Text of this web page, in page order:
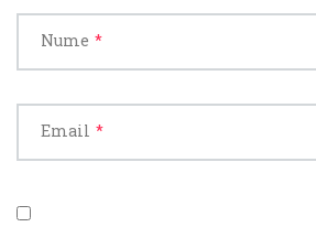
Nume *
Email *